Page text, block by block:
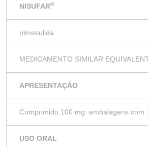
NISUFAR®
nimesulida
MEDICAMENTO SIMILAR
APRESENTAÇÃO
Comprimido 100 mg: embalagens com
USO ORAL